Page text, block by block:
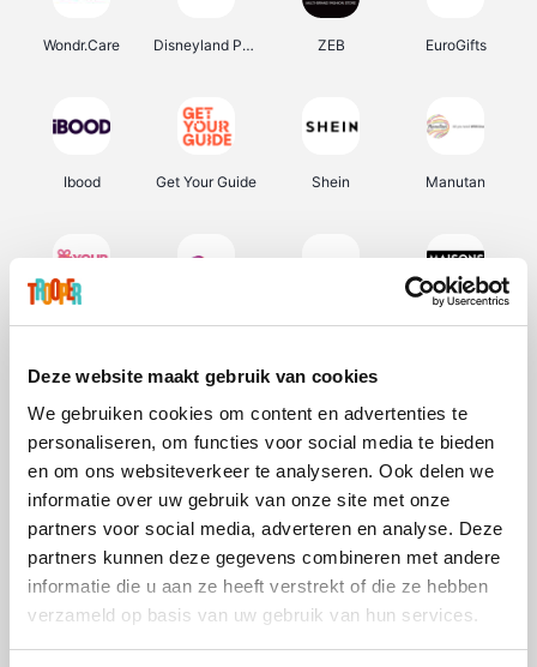
Deze website maakt gebruik van cookies
We gebruiken cookies om content en advertenties te
personaliseren, om functies voor social media te bieden
en om ons websiteverkeer te analyseren. Ook delen we
informatie over uw gebruik van onze site met onze
partners voor social media, adverteren en analyse. Deze
partners kunnen deze gegevens combineren met andere
informatie die u aan ze heeft verstrekt of die ze hebben
verzameld op basis van uw gebruik van hun services.
Wondr.Care Disneyland Paris ZEB EuroGifts
Ibood Get Your Guide Shein Manutan
Sarenza Interhome Schiesser Bolt Energie